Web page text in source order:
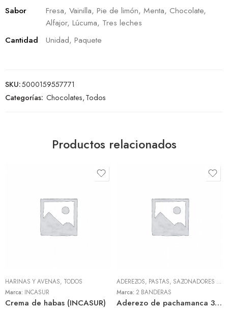
Sabor
Fresa, Vainilla, Pie de limón, Menta, Chocolate,
Alfajor, Lúcuma, Tres leches
Cantidad
Unidad, Paquete
SKU:5000159557771
Categorías: Chocolates,Todos
Productos relacionados
HARINAS Y AVENAS, TODOS
Marca: INCASUR
Crema de habas (INCASUR)
ADEREZOS, PASTAS, SAZONADORES Y CONDIMENTOS
Marca: 2 BANDERAS
Aderezo de pachamanca 300gr (2 Banderas)